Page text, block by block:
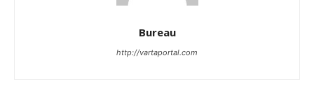
Bureau
http://vartaportal.com